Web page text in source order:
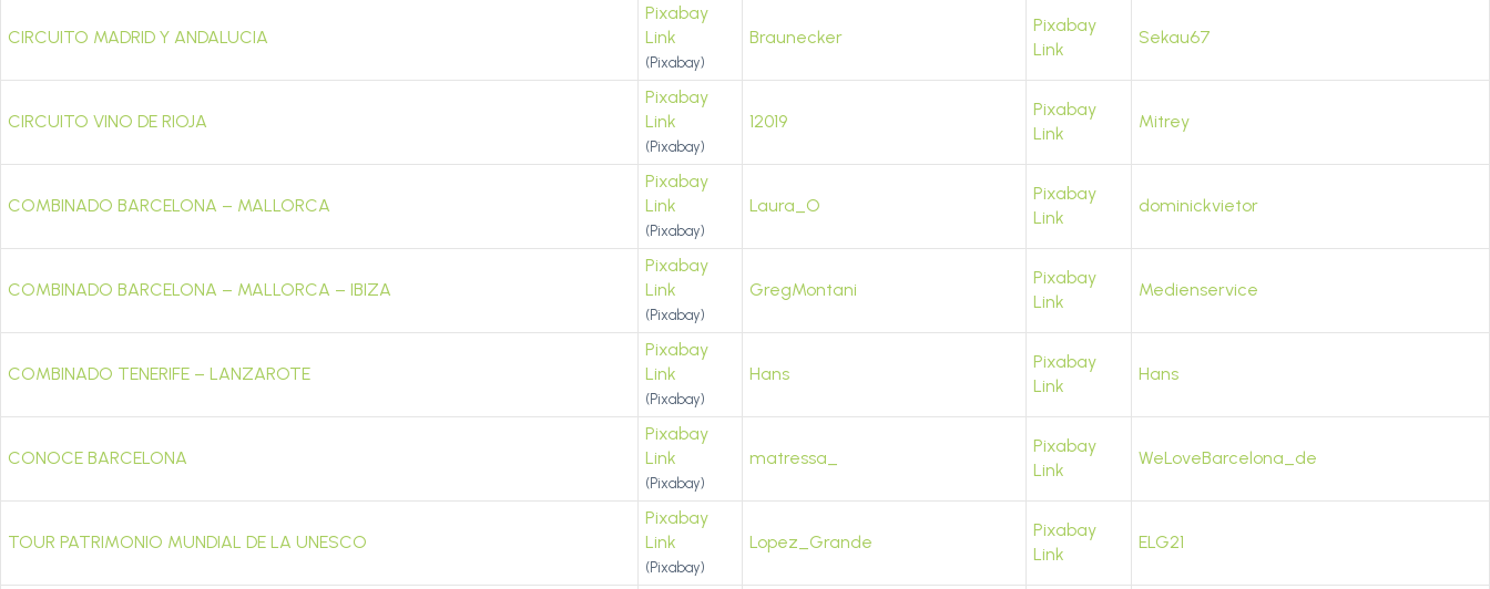
CIRCUITO MADRID Y ANDALUCIA
Pixabay
Link
(Pixabay)
Braunecker
Pixabay
Link
Sekau67
CIRCUITO VINO DE RIOJA
Pixabay
Link
(Pixabay)
12019
Pixabay
Link
Mitrey
COMBINADO BARCELONA – MALLORCA
Pixabay
Link
(Pixabay)
Laura_O
Pixabay
Link
dominickvietor
COMBINADO BARCELONA – MALLORCA – IBIZA
Pixabay
Link
(Pixabay)
GregMontani
Pixabay
Link
Medienservice
COMBINADO TENERIFE – LANZAROTE
Pixabay
Link
(Pixabay)
Hans
Pixabay
Link
Hans
CONOCE BARCELONA
Pixabay
Link
(Pixabay)
matressa_
Pixabay
Link
WeLoveBarcelona_de
TOUR PATRIMONIO MUNDIAL DE LA UNESCO
Pixabay
Link
(Pixabay)
Lopez_Grande
Pixabay
Link
ELG21